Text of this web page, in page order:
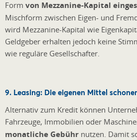
Form von Mezzanine-Kapital
Mischform zwischen Eigen- und
wird Mezzanine-Kapital wie
Geldgeber erhalten jedoch keine
wie reguläre Gesellschafter.
9. Leasing: Die eigenen Mittel
Alternativ zum Kredit können
Fahrzeuge, Immobilien oder
monatliche Gebühr nutzen. Damit